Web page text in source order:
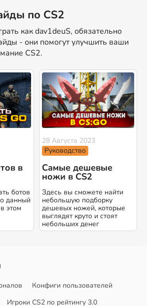
по CS2
как dav1deuS, обязательно
- они помогут улучшить ваши
CS2.
в
ботов
данный
этом
28 Августа 2023
Руководство
Самые дешевые
ножи в CS2
Здесь вы сможете найти
небольшую подборку
дешевых ножей, которые
выглядят круто и стоят
небольших денег
Конфиги пользователей
Игроки CS2 по рейтингу 3.0